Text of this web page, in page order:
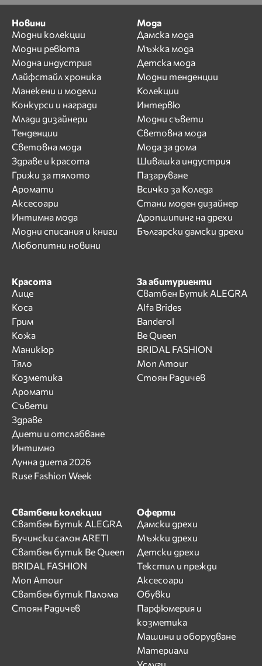
Новини
Модни колекции
Модни ревюта
Модна индустрия
Лайфстайл хроника
Манекени и модели
Конкурси и награди
Млади дизайнери
Тенденции
Световна мода
Здраве и красота
Грижи за тялото
Аромати
Аксесоари
Интимна мода
Модни списания и книги
Любопитни новини
Мода
Дамска мода
Мъжка мода
Детска мода
Модни тенденции
Колекции
Интервю
Модни съвети
Световна мода
Мода за дома
Шивашка индустрия
Пазаруване
Всичко за Коледа
Стани моден дизайнер
Дропшипинг на дрехи
Български дамски дрехи
Красота
Лице
Коса
Грим
Кожа
Маникюр
Тяло
Козметика
Аромати
Съвети
Здраве
Диети и отслабване
Интимно
Лунна диета 2026
Ruse Fashion Week
За абитуриенти
Сватбен Бутик ALEGRA
Alfa Brides
Banderol
Be Queen
BRIDAL FASHION
Mon Amour
Стоян Радичев
Сватбени колекции
Сватбен Бутик ALEGRA
Бучински салон ARETI
Сватбен бутик Be Queen
BRIDAL FASHION
Mon Amour
Сватбен бутик Палома
Стоян Радичев
Оферти
Дамски дрехи
Мъжки дрехи
Детски дрехи
Текстил и прежди
Аксесоари
Обувки
Парфюмерия и
козметика
Машини и оборудване
Материали